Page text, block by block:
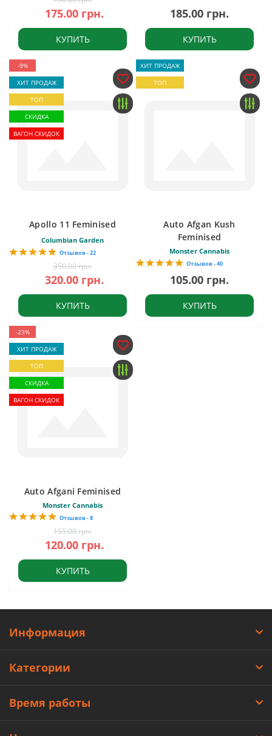
175.00 грн.
КУПИТЬ
185.00 грн.
КУПИТЬ
-9%
ХИТ ПРОДАЖ
ТОП
СКИДКА
ВАГОН СКИДОК
Apollo 11 Feminised
Columbian Garden
Отзывов - 22
350.00 грн.
320.00 грн.
КУПИТЬ
ХИТ ПРОДАЖ
ТОП
Auto Afgan Kush
Feminised
Monster Cannabis
Отзывов - 40
105.00 грн.
КУПИТЬ
-23%
ХИТ ПРОДАЖ
ТОП
СКИДКА
ВАГОН СКИДОК
Auto Afgani Feminised
Monster Cannabis
Отзывов - 8
155.00 грн.
120.00 грн.
КУПИТЬ
Информация
Категории
Время работы